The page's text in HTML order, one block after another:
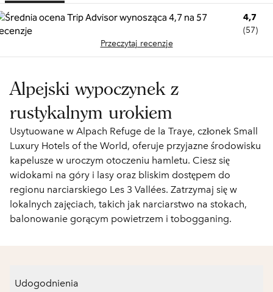
4,7
(57)
Przeczytaj recenzje
Alpejski wypoczynek z
rustykalnym urokiem
Usytuowane w Alpach Refuge de la Traye, członek Small
Luxury Hotels of the World, oferuje przyjazne środowisku
kapelusze w uroczym otoczeniu hamletu. Ciesz się
widokami na góry i lasy oraz bliskim dostępem do
regionu narciarskiego Les 3 Vallées. Zatrzymaj się w
lokalnych zajęciach, takich jak narciarstwo na stokach,
balonowanie gorącym powietrzem i tobogganing.
Udogodnienia